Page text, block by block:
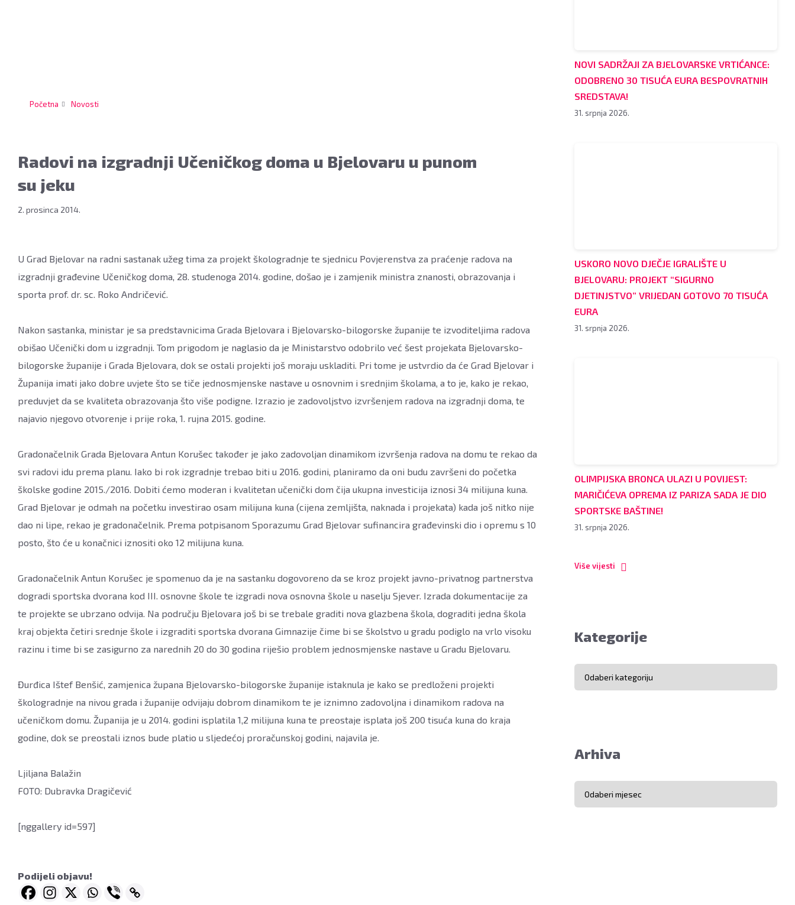
bilogorske
izvoditeljima
radova
obišao
studenoga
FOTO:
Dragičević
www.bjelovar.hr
Početna Novosti
Radovi na izgradnji Učeničkog doma u Bjelovaru u punom
su jeku
2. prosinca 2014.
U Grad Bjelovar na radni sastanak užeg tima za projekt škologradnje te sjednicu Povjerenstva za praćenje radova na
izgradnji građevine Učeničkog doma, 28. studenoga 2014. godine, došao je i zamjenik ministra znanosti, obrazovanja i
sporta prof. dr. sc. Roko Andričević.
Nakon sastanka, ministar je sa predstavnicima Grada Bjelovara i Bjelovarsko-bilogorske županije te izvoditeljima radova
obišao Učenički dom u izgradnji. Tom prigodom je naglasio da je Ministarstvo odobrilo već šest projekata Bjelovarsko-
bilogorske županije i Grada Bjelovara, dok se ostali projekti još moraju uskladiti. Pri tome je ustvrdio da će Grad Bjelovar i
Županija imati jako dobre uvjete što se tiče jednosmjenske nastave u osnovnim i srednjim školama, a to je, kako je rekao,
preduvjet da se kvaliteta obrazovanja što više podigne. Izrazio je zadovoljstvo izvršenjem radova na izgradnji doma, te
najavio njegovo otvorenje i prije roka, 1. rujna 2015. godine.
Gradonačelnik Grada Bjelovara Antun Korušec također je jako zadovoljan dinamikom izvršenja radova na domu te rekao da
svi radovi idu prema planu. Iako bi rok izgradnje trebao biti u 2016. godini, planiramo da oni budu završeni do početka
školske godine 2015./2016. Dobiti ćemo moderan i kvalitetan učenički dom čija ukupna investicija iznosi 34 milijuna kuna.
Grad Bjelovar je odmah na početku investirao osam milijuna kuna (cijena zemljišta, naknada i projekata) kada još nitko nije
dao ni lipe, rekao je gradonačelnik. Prema potpisanom Sporazumu Grad Bjelovar sufinancira građevinski dio i opremu s 10
posto, što će u konačnici iznositi oko 12 milijuna kuna.
Gradonačelnik Antun Korušec je spomenuo da je na sastanku dogovoreno da se kroz projekt javno-privatnog partnerstva
dogradi sportska dvorana kod III. osnovne škole te izgradi nova osnovna škole u naselju Sjever. Izrada dokumentacije za
te projekte se ubrzano odvija. Na području Bjelovara još bi se trebale graditi nova glazbena škola, dograditi jedna škola
kraj objekta četiri srednje škole i izgraditi sportska dvorana Gimnazije čime bi se školstvo u gradu podiglo na vrlo visoku
razinu i time bi se zasigurno za narednih 20 do 30 godina riješio problem jednosmjenske nastave u Gradu Bjelovaru.
Đurđica Ištef Benšić, zamjenica župana Bjelovarsko-bilogorske županije istaknula je kako se predloženi projekti
škologradnje na nivou grada i županije odvijaju dobrom dinamikom te je iznimno zadovoljna i dinamikom radova na
učeničkom domu. Županija je u 2014. godini isplatila 1,2 milijuna kuna te preostaje isplata još 200 tisuća kuna do kraja
godine, dok se preostali iznos bude platio u sljedećoj proračunskoj godini, najavila je.
Ljiljana Balažin
FOTO: Dubravka Dragičević
[nggallery id=597]
Podijeli objavu!
NOVI SADRŽAJI ZA BJELOVARSKE VRTIĆANCE:
ODOBRENO 30 TISUĆA EURA BESPOVRATNIH
SREDSTAVA!
31. srpnja 2026.
USKORO NOVO DJEČJE IGRALIŠTE U
BJELOVARU: PROJEKT “SIGURNO
DJETINJSTVO” VRIJEDAN GOTOVO 70 TISUĆA
EURA
31. srpnja 2026.
OLIMPIJSKA BRONCA ULAZI U POVIJEST:
MARIČIĆEVA OPREMA IZ PARIZA SADA JE DIO
SPORTSKE BAŠTINE!
31. srpnja 2026.
Više vijesti
Kategorije
Kategorije
Arhiva
Arhiva